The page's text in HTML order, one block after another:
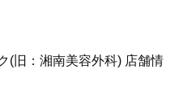
(旧：湘南美容外科) 店舗情